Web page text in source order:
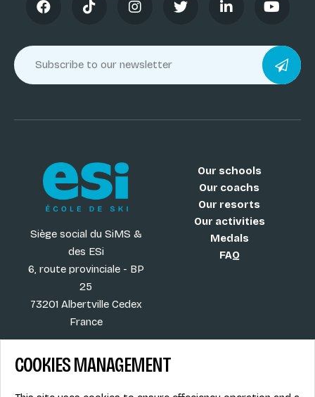
Siège social du SiMS &
des ESi
6, route provinciale - BP
25
73201 Albertville Cedex
France
Our schools
Our coachs
Our resorts
Our activities
Medals
FAQ
COOKIES MANAGEMENT